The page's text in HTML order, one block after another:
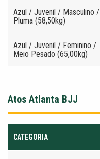
Azul / Juvenil / Masculino /
Pluma (58,50kg)
Azul / Juvenil / Feminino /
Meio Pesado (65,00kg)
Atos Atlanta BJJ
CATEGORIA